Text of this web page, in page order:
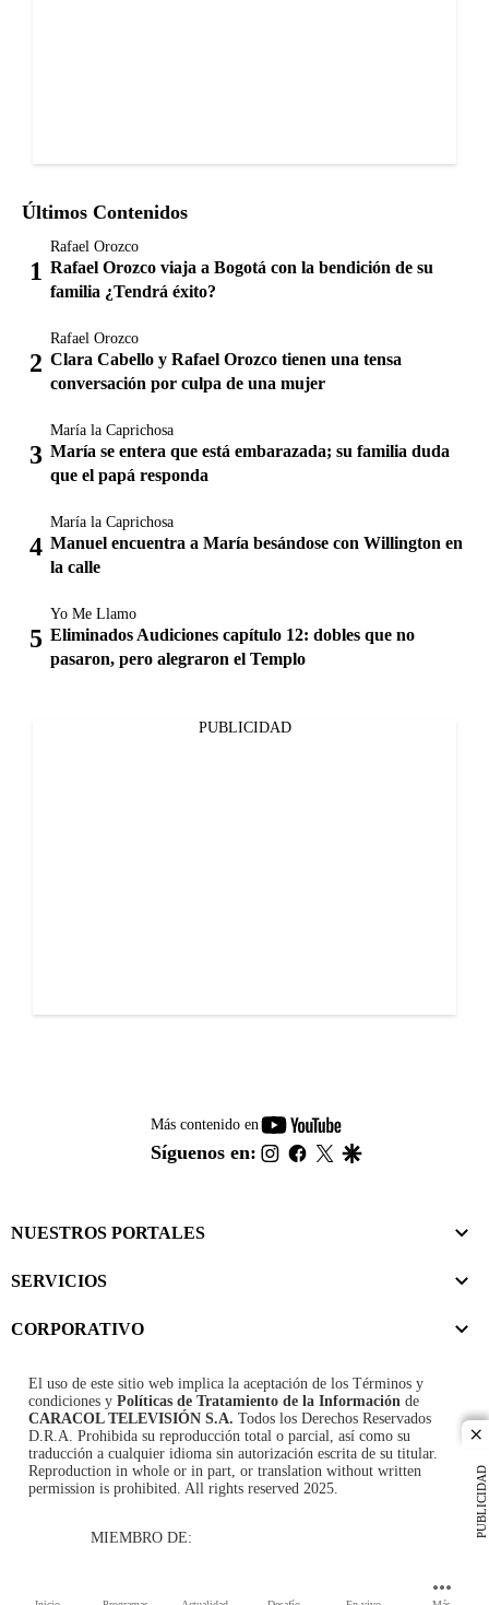
PUBLICIDAD
Últimos Contenidos
Rafael Orozco
Rafael Orozco viaja a Bogotá con la bendición de su
familia ¿Tendrá éxito?
Rafael Orozco
Clara Cabello y Rafael Orozco tienen una tensa
conversación por culpa de una mujer
María la Caprichosa
María se entera que está embarazada; su familia duda
que el papá responda
María la Caprichosa
Manuel encuentra a María besándose con Willington en
la calle
Yo Me Llamo
Eliminados Audiciones capítulo 12: dobles que no
pasaron, pero alegraron el Templo
PUBLICIDAD
Más contenido en
youtube-
footer
Síguenos en: instagram
facebook
twitter
NUESTROS PORTALES
SERVICIOS
CORPORATIVO
El uso de este sitio web implica la aceptación de los Términos y
condiciones y Políticas de Tratamiento de la Información de
CARACOL TELEVISIÓN S.A. Todos los Derechos Reservados
D.R.A. Prohibida su reproducción total o parcial, así como su
traducción a cualquier idioma sin autorización escrita de su titular.
Reproduction in whole or in part, or translation without written
permission is prohibited. All rights reserved 2025.
MIEMBRO DE: